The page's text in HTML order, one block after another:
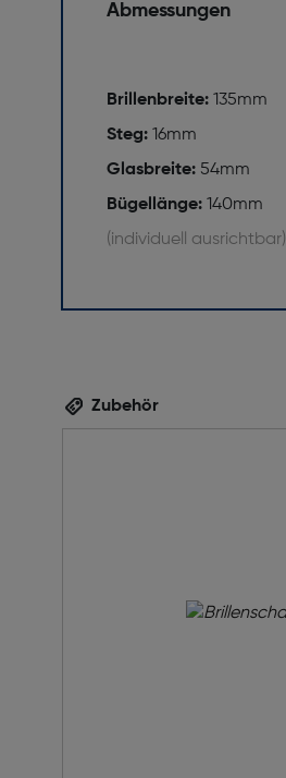
Abmessungen
Brillenbreite: 135mm
Steg: 16mm
Glasbreite: 54mm
Bügellänge: 140mm
(individuell ausrichtbar)
Zubehör